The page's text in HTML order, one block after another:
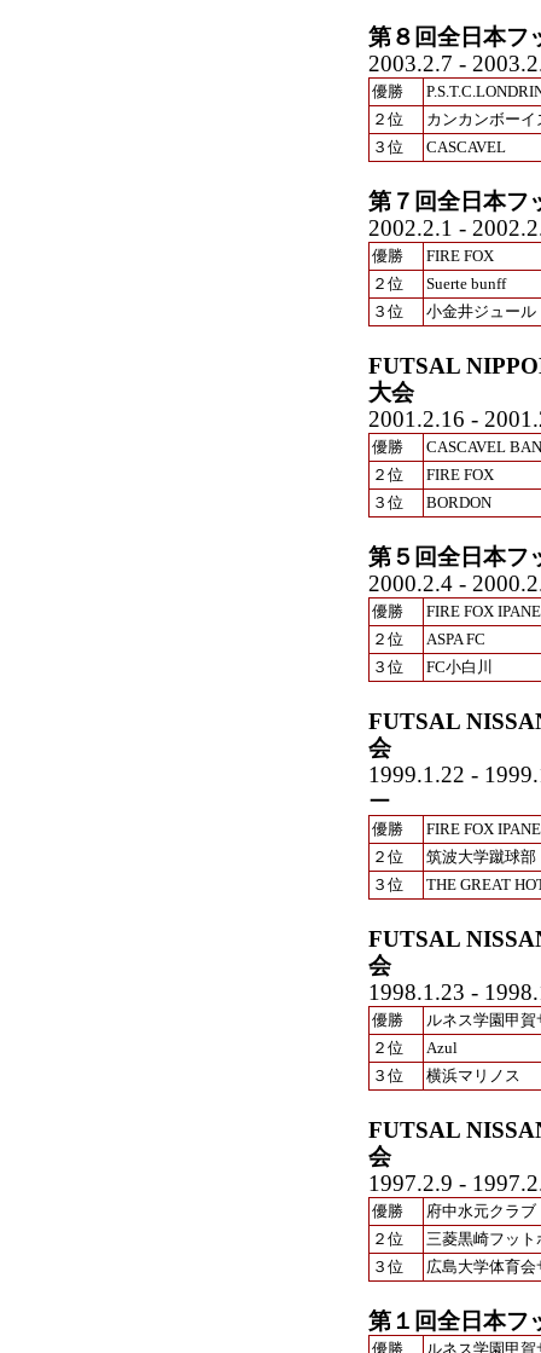
第８回全日本フ
2003.2.7 -
優勝
２位
カンカンボーイ
３位
CASCAVEL
第７回全日本フ
2002.2.1 -
優勝
FIRE FOX
２位
Suerte bunff
３位
小金井ジュール
FUTSAL
大会
2001.2.16 -
優勝
CASCAVEL
２位
FIRE FOX
３位
BORDON
第５回全日本フ
2000.2.4 -
優勝
FIRE FOX
２位
ASPA FC
３位
FC小白川
FUTSAL
会
1999.1.22 -
ー
優勝
FIRE FOX
２位
筑波大学蹴球部
３位
THE GREAT
FUTSAL
会
1998.1.23 -
優勝
ルネス学園甲
２位
Azul
３位
横浜マリノス
FUTSAL
会
1997.2.9 -
優勝
府中水元クラブ
２位
三菱黒崎フット
３位
広島大学体育
第１回全日本フ
優勝 ルネス学園甲